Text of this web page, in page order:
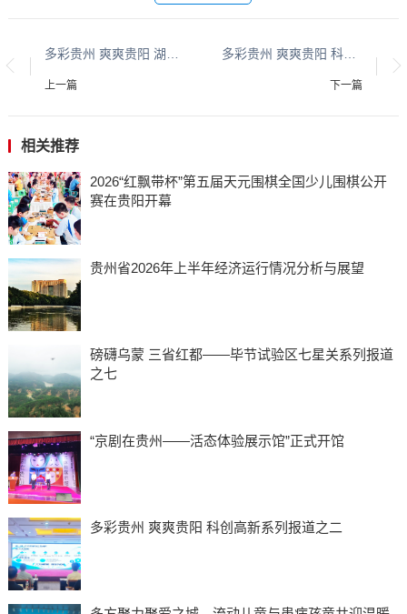
上一篇
多彩贵州 爽爽贵阳 科创高新系列报道之二
下一篇
相关推荐
​​​​​​​2026“红飘带杯”第五届天元围棋全国少儿围棋公开
赛在贵阳开幕
贵州省2026年上半年经济运行情况分析与展望
磅礴乌蒙 三省红都——毕节试验区七星关系列报道
之七
“京剧在贵州——活态体验展示馆”正式开馆
多彩贵州 爽爽贵阳 科创高新系列报道之二